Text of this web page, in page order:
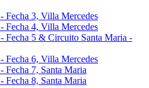
3, Villa Mercedes
4, Villa Mercedes
5 & Circuito Santa Maria -
6, Villa Mercedes
7, Santa Maria
8, Santa Maria